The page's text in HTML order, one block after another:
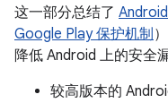
这一部分总结了
Google Play 保护机制
降低 Android 上的安全
较高版本的